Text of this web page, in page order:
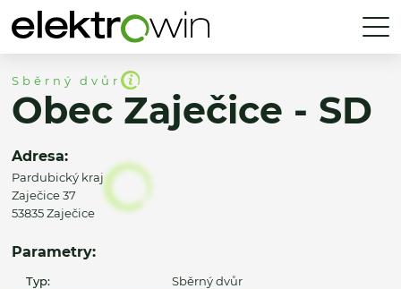
Sběrný dvůr
Obec Zaječice - SD
Adresa:
Pardubický kraj
Zaječice 37
53835 Zaječice
Parametry:
Typ: Sběrný dvůr